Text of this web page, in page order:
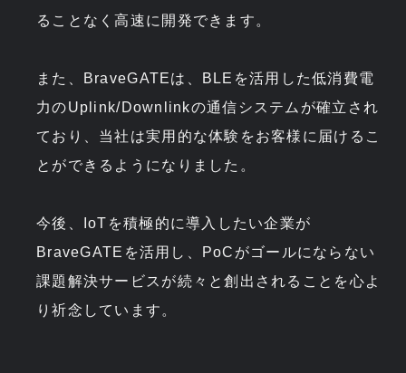
ることなく高速に開発できます。
また、BraveGATEは、BLEを活用した低消費電
力のUplink/Downlinkの通信システムが確立され
ており、当社は実用的な体験をお客様に届けるこ
とができるようになりました。
今後、IoTを積極的に導入したい企業が
BraveGATEを活用し、PoCがゴールにならない
課題解決サービスが続々と創出されることを心よ
り祈念しています。